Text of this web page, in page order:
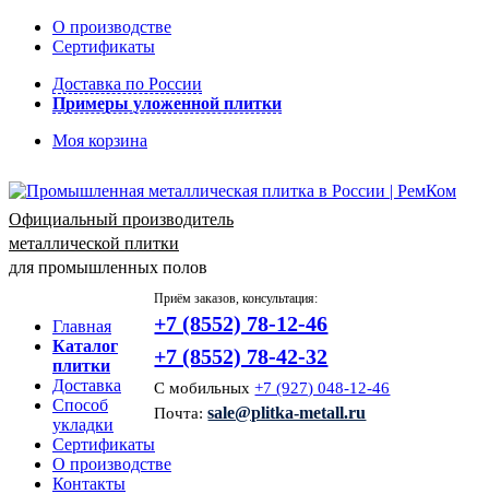
О производстве
Сертификаты
Доставка по России
Примеры уложенной плитки
Моя корзина
Официальный производитель
металлической плитки
для промышленных полов
Приём заказов, консультация:
+7 (8552) 78-12-46
+7 (8552) 78-42-32
С мобильных+7 (927) 048-12-46
Почта:sale@plitka-metall.ru
Главная
Каталог
плитки
Доставка
Способ
укладки
Сертификаты
О производстве
Контакты